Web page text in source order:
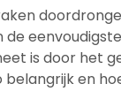
de
is door het
en